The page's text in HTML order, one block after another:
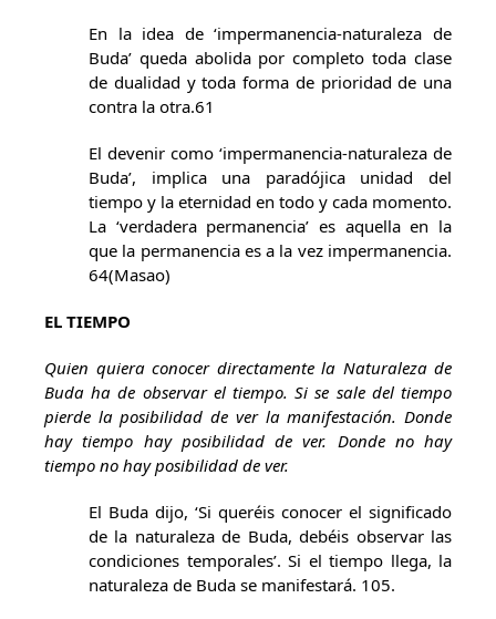
En la idea de ‘impermanencia-naturaleza de
Buda’ queda abolida por completo toda clase
de dualidad y toda forma de prioridad de una
contra la otra.61
El devenir como ‘impermanencia-naturaleza de
Buda’, implica una paradójica unidad del
tiempo y la eternidad en todo y cada momento.
La ‘verdadera permanencia’ es aquella en la
que la permanencia es a la vez impermanencia.
64(Masao)
EL TIEMPO
Quien quiera conocer directamente la Naturaleza de
Buda ha de observar el tiempo. Si se sale del tiempo
pierde la posibilidad de ver la manifestación. Donde
hay tiempo hay posibilidad de ver. Donde no hay
tiempo no hay posibilidad de ver.
El Buda dijo, ‘Si queréis conocer el significado
de la naturaleza de Buda, debéis observar las
condiciones temporales’. Si el tiempo llega, la
naturaleza de Buda se manifestará. 105.